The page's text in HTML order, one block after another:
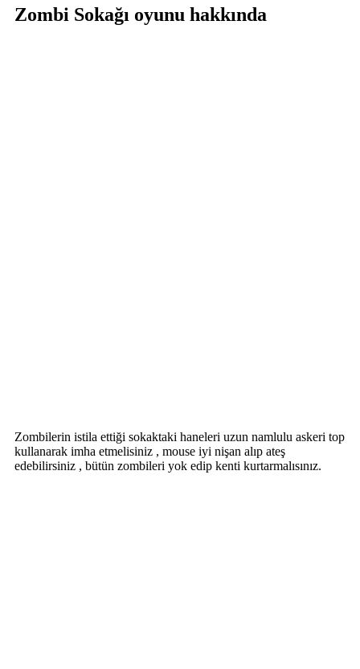
Zombi Sokağı oyunu hakkında
Zombilerin istila ettiği sokaktaki haneleri uzun namlulu askeri top
kullanarak imha etmelisiniz , mouse iyi nişan alıp ateş
edebilirsiniz , bütün zombileri yok edip kenti kurtarmalısınız.